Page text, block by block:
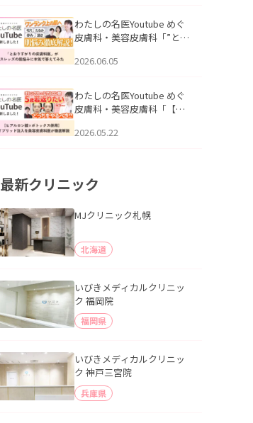
公開いたしました。
わたしの名医Youtube めぐ
皮膚科・美容皮膚科「”とお
ッズの肌悩みに本気で答え
た。
2026.06.05
わたしの名医Youtube めぐ
皮膚科・美容皮膚科「【ヒ
用】ハイブリッド注入を美
2026.05.22
最新クリニック
MJクリニック札幌
北海道
いびきメディカルクリニッ
ク 福岡院
福岡県
いびきメディカルクリニッ
ク 神戸三宮院
兵庫県